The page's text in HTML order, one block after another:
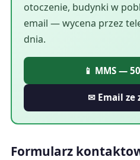
otoczenie, budynki w
email — wycena przez
dnia.
📱 MMS —
✉ Email ze
Formularz